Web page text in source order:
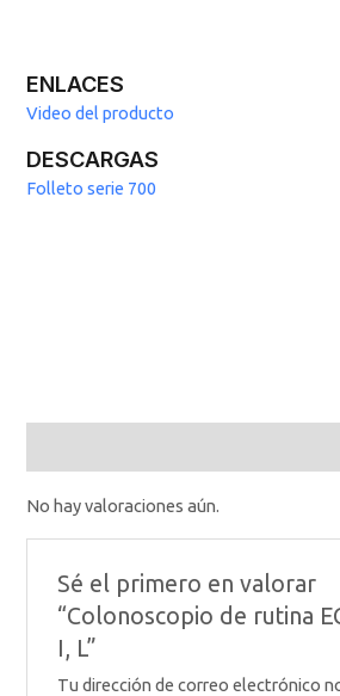
ENLACES
Video del producto
DESCARGAS
Folleto serie 700
No hay valoraciones aún.
Sé el primero en valorar
“Colonoscopio de rutina
I, L”
Tu dirección de correo electrónico